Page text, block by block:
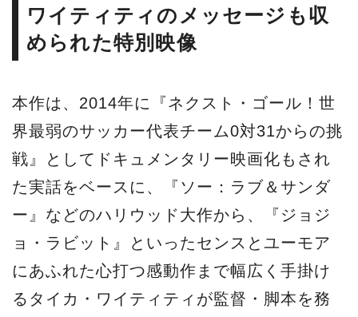
ワイティティのメッセージも収
められた特別映像
本作は、2014年に『ネクスト・ゴール！世
界最弱のサッカー代表チーム0対31からの挑
戦』としてドキュメンタリー映画化もされ
た実話をベースに、『ソー：ラブ＆サンダ
ー』などのハリウッド大作から、『ジョジ
ョ・ラビット』といったセンスとユーモア
にあふれた心打つ感動作まで幅広く手掛け
るタイカ・ワイティティが監督・脚本を務